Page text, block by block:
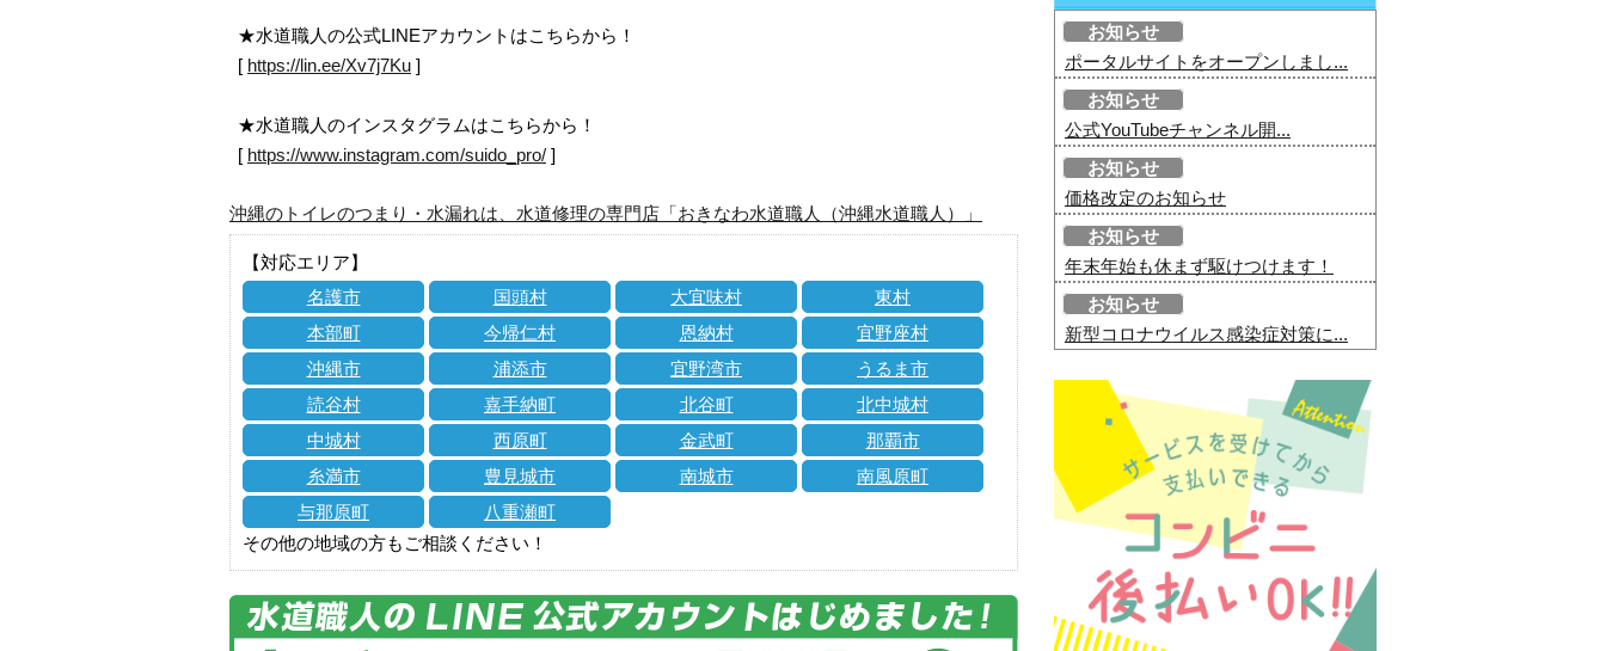
★水道職人の公式LINEアカウントはこちらから！
[ https://lin.ee/Xv7j7Ku ]
★水道職人のインスタグラムはこちらから！
[ https://www.instagram.com/suido_pro/ ]
沖縄のトイレのつまり・水漏れは、水道修理の専門店「おきなわ水道職人（沖縄水道職人）」
【対応エリア】
名護市
国頭村 大宜味村
東村
本部町
今帰仁村 恩納村
宜野座村
沖縄市
浦添市 宜野湾市
うるま市
読谷村
嘉手納町 北谷町
北中城村
中城村
西原町 金武町
那覇市
糸満市
豊見城市 南城市
南風原町
与那原町
八重瀬町
その他の地域の方もご相談ください！
お知らせ
ポータルサイトをオープンしまし...
お知らせ
公式YouTubeチャンネル開...
お知らせ
価格改定のお知らせ
お知らせ
年末年始も休まず駆けつけます！
お知らせ
新型コロナウイルス感染症対策に...